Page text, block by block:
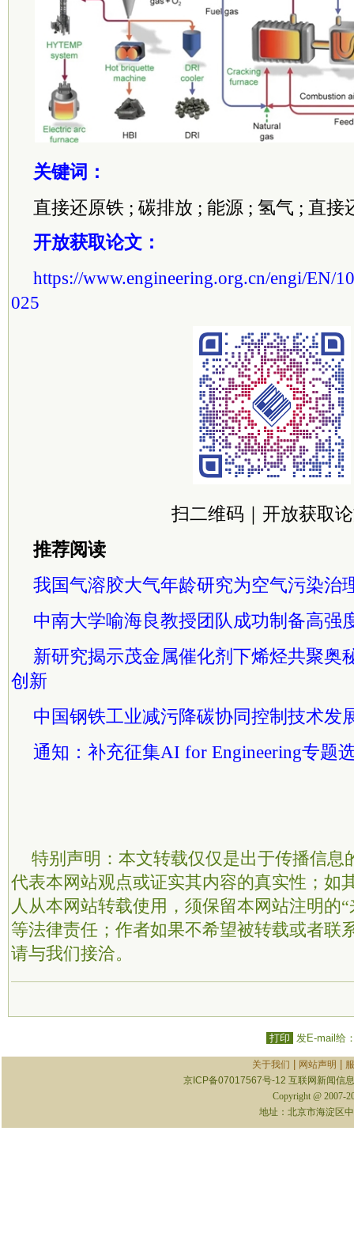
关键词：
直接还原铁 ; 碳排放 ; 能源 ; 氢气 ; 直接
开放获取论文：
https://www.engineering.org.cn/engi/EN/
025
扫二维码｜开放获取
推荐阅读
我国气溶胶大气年龄研究为空气污染治
中南大学喻海良教授团队成功制备高强
新研究揭示茂金属催化剂下烯烃共聚奥
创新
中国钢铁工业减污降碳协同控制技术发
通知：补充征集AI for Engineering专题
特别声明：本文转载仅仅是出于传播信息
代表本网站观点或证实其内容的真实性；如
人从本网站转载使用，须保留本网站注明的
等法律责任；作者如果不希望被转载或者联
请与我们接洽。
打印 发E-mail给
关于我们 网站声明
京ICP备07017567号-12 互联网新闻信
Copyright @ 2007-
地址：北京市海淀区